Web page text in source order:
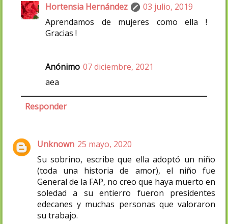
Hortensia Hernández
03 julio, 2019
Aprendamos de mujeres como ella !
Gracias !
Anónimo 07 diciembre, 2021
aea
Responder
Unknown 25 mayo, 2020
Su sobrino, escribe que ella adoptó un niño
(toda una historia de amor), el niño fue
General de la FAP, no creo que haya muerto en
soledad a su entierro fueron presidentes
edecanes y muchas personas que valoraron
su trabajo.